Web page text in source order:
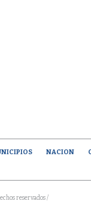
NACION
reservados /